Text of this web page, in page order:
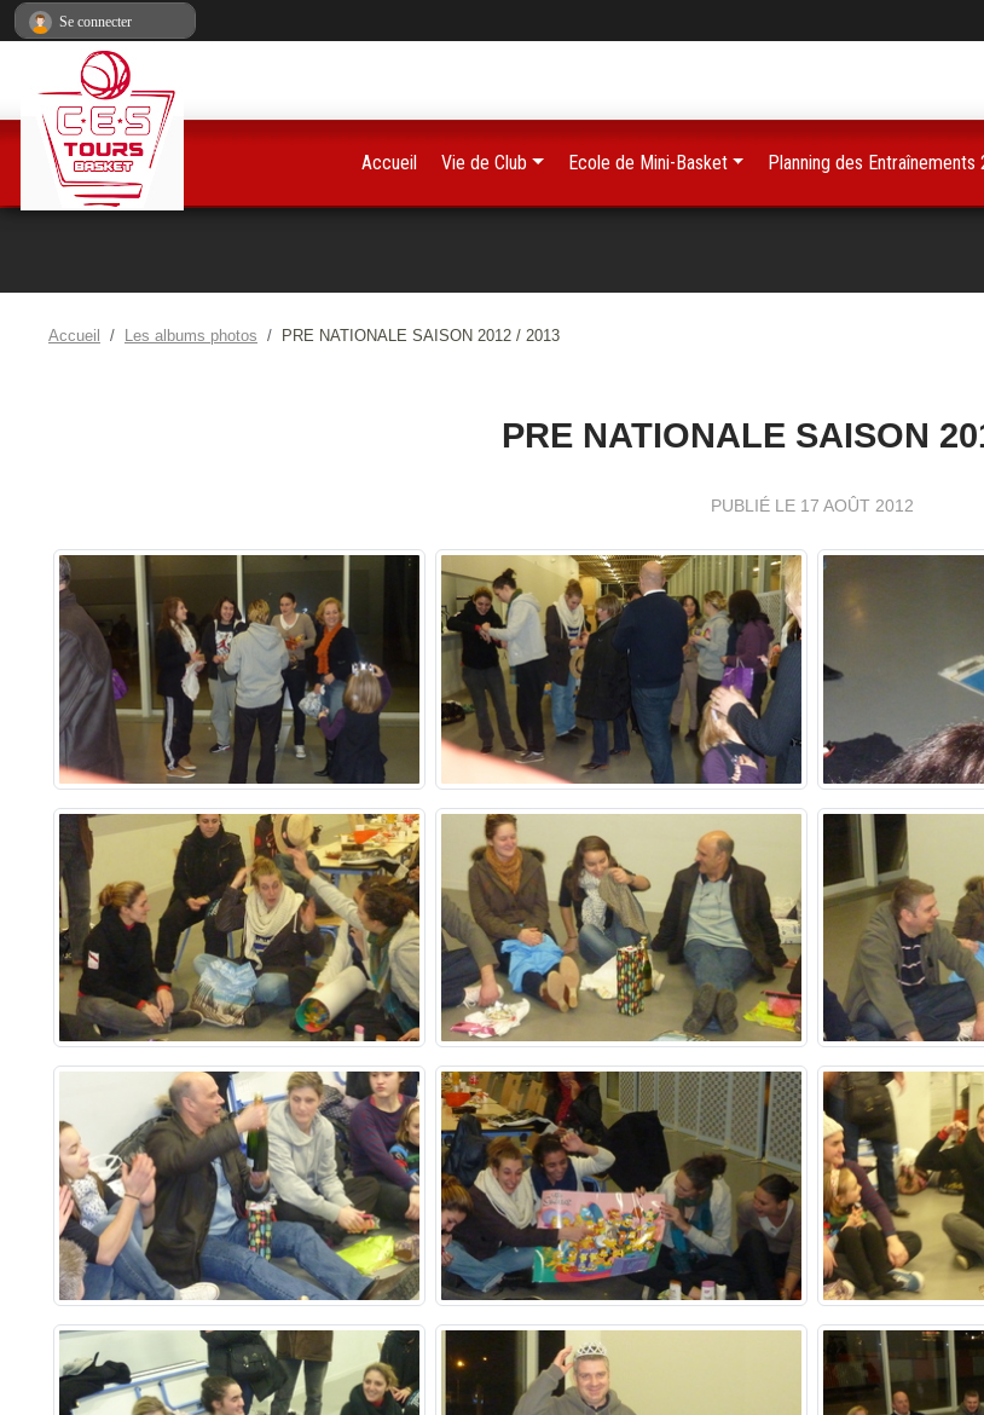
Accueil Les albums photos PRE NATIONALE SAISON 2012 / 2013
PRE NATIONALE SAISON
PUBLIÉ LE 17 AOÛT 2012
Accueil Vie de Club Ecole de Mini-Basket Planning des
Se connecter
Panneau de gestion des cookies